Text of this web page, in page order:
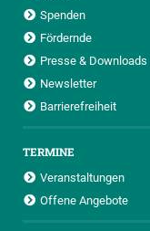
Spenden
Fördernde
Presse & Downloads
Newsletter
Barrierefreiheit
TERMINE
Veranstaltungen
Offene Angebote